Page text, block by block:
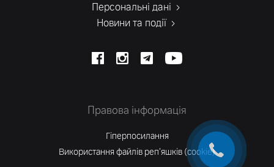
Персональні дані
Новини та події
Правова інформація
Гіперпосилання
Використання файлів реп'яшків (cookie)